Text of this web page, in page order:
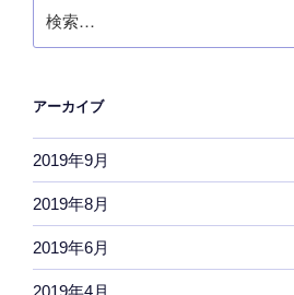
索:
アーカイブ
2019年9月
2019年8月
2019年6月
2019年4月